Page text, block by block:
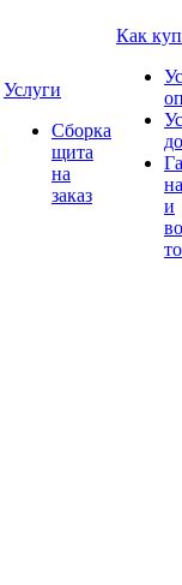
Услуги
Сборка
щита
на
заказ
Как
и